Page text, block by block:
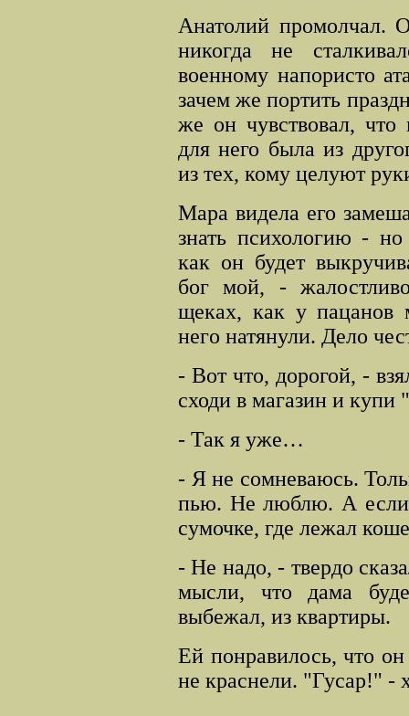
Анатолий промолчал.
никогда не
военному напористо
зачем же портить
же он чувствовал, что
для него была из
из тех, кому целуют
Мара видела его
знать психологию -
как он будет
бог мой, -
щеках, как у пацанов
него натянули. Дело
- Вот что, дорогой, -
сходи в магазин и
- Так я уже…
- Я не сомневаюсь.
пью. Не люблю. А если
сумочке, где лежал
- Не надо, - твердо
мысли, что дама
выбежал, из квартиры.
Ей понравилось, что
не краснели. "Гусар!" -